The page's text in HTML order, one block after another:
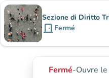
Sezione di Diritto
door_front Fermé
Fermé-Ouvre